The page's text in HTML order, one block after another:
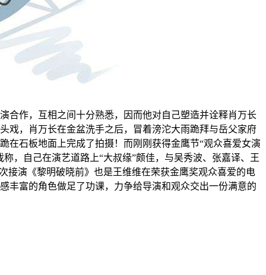
合作，互相之间十分熟悉，因而他对自己塑造并诠释肖万长
戏，肖万长在金盆洗手之后，冒着滂沱大雨跪拜与岳父家府
在石板地面上完成了拍摄！而刚刚获得金鹰节“观众喜爱女演
，自己在演艺道路上“大叔缘”颇佳，与吴秀波、张嘉译、王
演《黎明破晓前》也是王维维在荣获金鹰奖观众喜爱的电
丰富的角色做足了功课，力争给导演和观众交出一份满意的